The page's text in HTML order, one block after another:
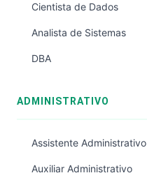
Cientista de Dados
Analista de Sistemas
DBA
ADMINISTRATIVO
Assistente Administrativo
Auxiliar Administrativo